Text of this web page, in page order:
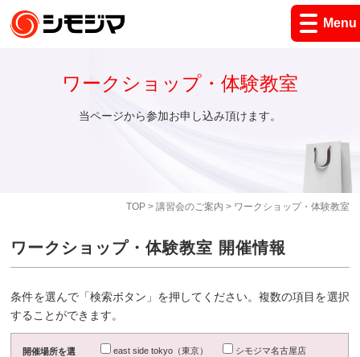
Menu
TOP> 講習会のご案内 > ワークショップ・体験教室
ワークショップ・体験教室
当ページから参加お申し込み頂けます。
ワークショップ・体験教室 開催情報
条件を選んで「検索ボタン」を押してください。複数の項目を選択
することができます。
開催場所を選
east side tokyo（東京）
シモジマ名古屋店